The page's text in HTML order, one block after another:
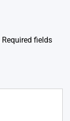
Required fields